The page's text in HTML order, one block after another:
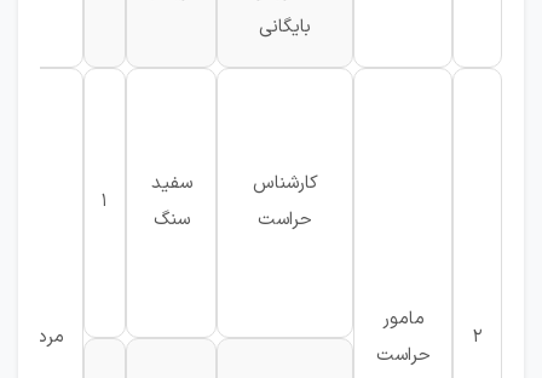
بایگانی
2
مامور
حراست
کارشناس
حراست
سفید
سنگ
1
مرد